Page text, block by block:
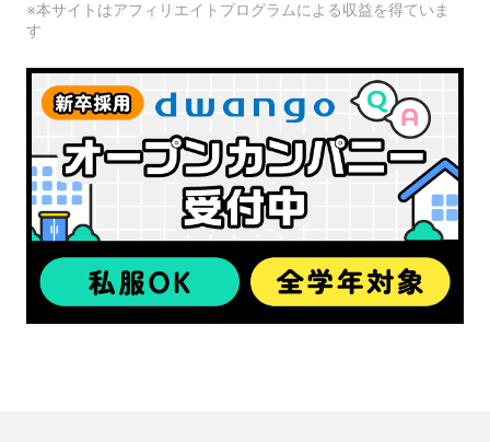
※本サイトはアフィリエイトプログラムによる収益を得ていま
す